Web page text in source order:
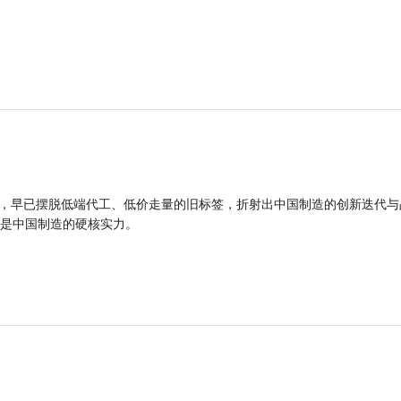
早已摆脱低端代工、低价走量的旧标签，折射出中国制造的创新迭代
中国制造的硬核实力。